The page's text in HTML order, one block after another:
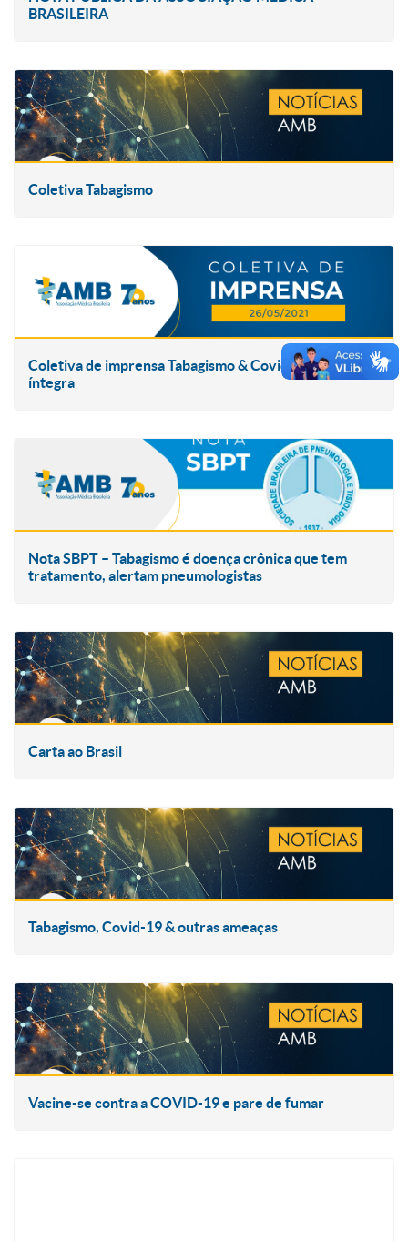
BRASILEIRA
Coletiva Tabagismo
Coletiva de imprensa Tabagismo & Covid – Assista na
íntegra
Nota SBPT – Tabagismo é doença crônica que tem
tratamento, alertam pneumologistas
Carta ao Brasil
Tabagismo, Covid-19 & outras ameaças
Vacine-se contra a COVID-19 e pare de fumar